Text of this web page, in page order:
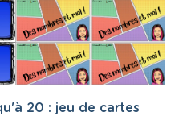
20 : jeu de cartes